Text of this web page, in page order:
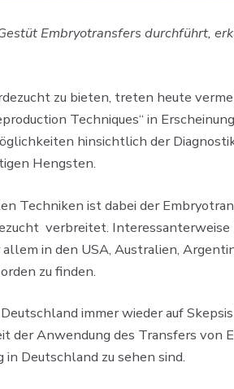
Embryotransfers durchführt,
zu bieten, treten heute
Techniques“ in
hinsichtlich der
Hengsten.
Techniken ist dabei der
verbreitet. Interessanterweise
in den USA, Australien,
zu finden.
immer wieder auf
der Anwendung des Transfers von
Deutschland zu sehen sind.